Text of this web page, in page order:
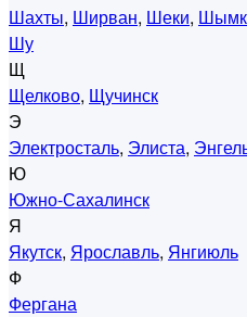
Шахты, Ширван, Шеки,
Шу
Щ
Щелково, Щучинск
Э
Электросталь, Элиста,
Ю
Южно-Сахалинск
Я
Якутск, Ярославль, Янгиюль
Ф
Фергана